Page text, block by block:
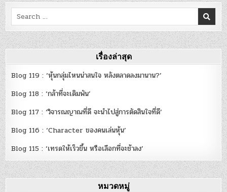
Search
for:
เรื่องล่าสุด
Blog 119 : ‘หุ้นกลุ่มไหนน่าสนใจ หลังตลาดลงมานาน?’
Blog 118 : ‘กล้าที่จะเดิมพัน’
Blog 117 : ‘วิจารณญาณที่ดี จะนำไปสู่การตัดสินใจที่ดี’
Blog 116 : ‘Character ของคนเล่นหุ้น’
Blog 115 : ‘เทรดให้เร็วขึ้น หรือเลือกที่จะช้าลง’
หมวดหมู่